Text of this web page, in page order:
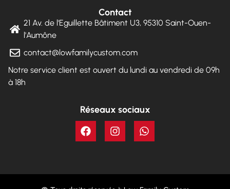
Contact
21 Av. de l'Eguillette Bâtiment U3, 95310 Saint-Ouen-
l'Aumône
contact@lowfamilycustom.com
Notre service client est ouvert du lundi au vendredi de 09h
à 18h
Réseaux sociaux